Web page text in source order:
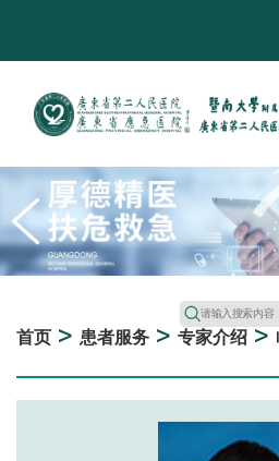
首页 > 患者服务 > 专家介绍 >